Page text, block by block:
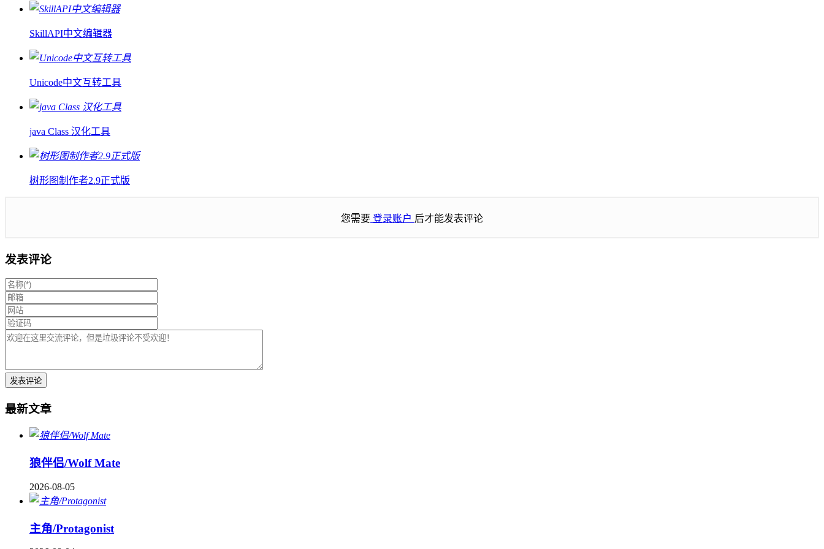
SkillAPI中文编辑器
Unicode中文互转工具
java Class 汉化工具
树形图制作者2.9正式版
您需要 登录账户 后才能发表评论
发表评论
最新文章
狼伴侣/Wolf Mate
2026-08-05
主角/Protagonist